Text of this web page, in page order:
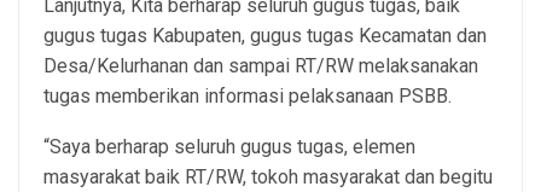
Lanjutnya, Kita berharap seluruh gugus tugas, baik
gugus tugas Kabupaten, gugus tugas Kecamatan dan
Desa/Kelurhanan dan sampai RT/RW melaksanakan
tugas memberikan informasi pelaksanaan PSBB.
“Saya berharap seluruh gugus tugas, elemen
masyarakat baik RT/RW, tokoh masyarakat dan begitu